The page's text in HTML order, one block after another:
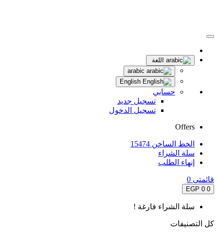
اللغة
حسابي
تسجيل جديد
تسجيل الدخول
Offers
الخط الساخن 15474
سلة الشراء
إنهاء الطلب
قائمتى 0
0
0 EGP
سلة الشراء فارغة !
كل التصنيفات